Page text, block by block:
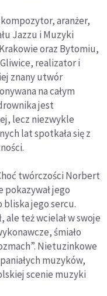
aranżer,
Jazzu i Muzyki
oraz Bytomiu,
realizator i
znany utwór
na całym
jest
lecz niezwykle
lat spotkała się z
twórczości Norbert
jego
bliska jego sercu.
ale też wcielał w swoje
śmiało
Nietuzinkowe
muzyków,
scenie muzyki